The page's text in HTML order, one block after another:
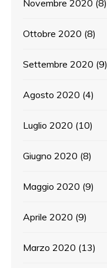
Novembre 2020 (8)
Ottobre 2020 (8)
Settembre 2020 (9)
Agosto 2020 (4)
Luglio 2020 (10)
Giugno 2020 (8)
Maggio 2020 (9)
Aprile 2020 (9)
Marzo 2020 (13)